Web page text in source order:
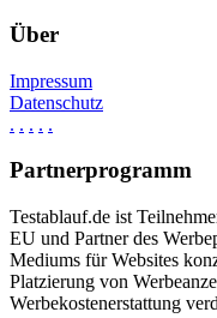
Über
Impressum
Datenschutz
. . . . .
Partnerprogramm
Testablauf.de ist
EU und Partner des
Mediums für Websites
Platzierung von
Werbekostenerstattung